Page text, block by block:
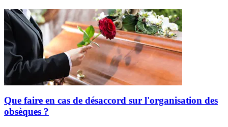
Que faire en cas de désaccord sur l'organisation des
obsèques ?